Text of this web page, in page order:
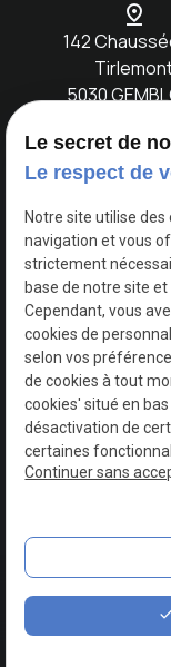
pin_drop
142
5030
Accueil
Notre
Mentions
Politique
Gestion
des
cookies
contact_page
Contact
Le secret de
Le respect de
Notre site utilise
navigation et vous
strictement
base de notre site
Cependant, vous
cookies de
selon vos
de cookies à tout
cookies' situé en
désactivation de
certaines
Continuer sans